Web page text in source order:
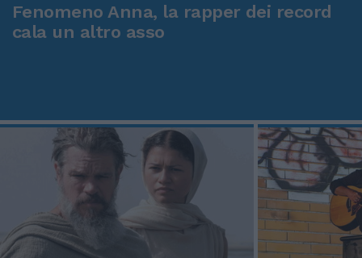
Fenomeno Anna, la rapper dei record
cala un altro asso